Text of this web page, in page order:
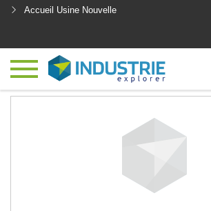
Accueil Usine Nouvelle